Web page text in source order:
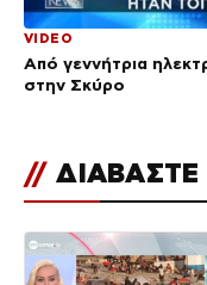
VIDEO
Από γεννήτρια
στην Σκύρο
// ΔΙΑΒΑΣΤΕ